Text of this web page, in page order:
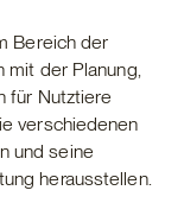
Bereich der
mit der Planung,
für Nutztiere
verschiedenen
und seine
herausstellen.